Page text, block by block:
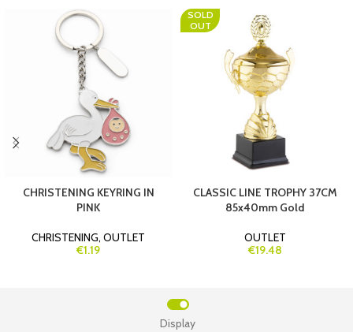
CHRISTENING KEYRING IN
PINK
CHRISTENING, OUTLET
€1.19
SOLD
OUT
CLASSIC LINE TROPHY 37CM
85x40mm Gold
OUTLET
€19.48
Display